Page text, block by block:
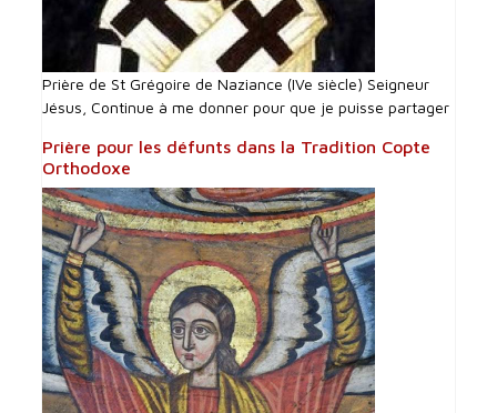
Prière de St Grégoire de Naziance (IVe siècle) Seigneur
Jésus, Continue à me donner pour que je puisse partager
Prière pour les défunts dans la Tradition Copte
Orthodoxe